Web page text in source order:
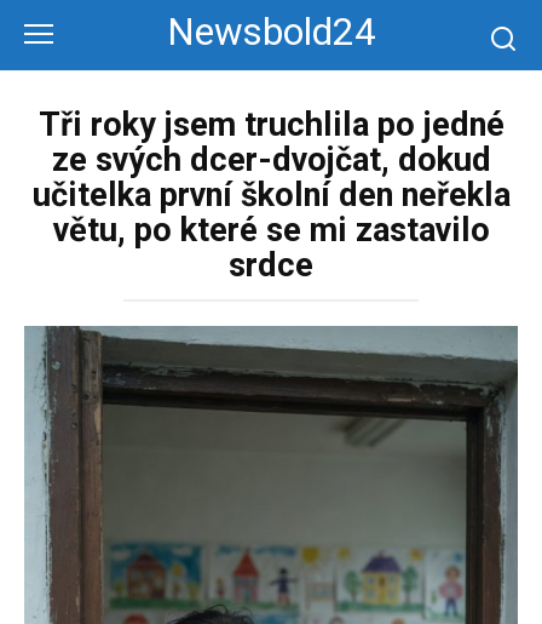
контенту
Newsbold24
Tři roky jsem truchlila po jedné
ze svých dcer-dvojčat, dokud
učitelka první školní den neřekla
větu, po které se mi zastavilo
srdce